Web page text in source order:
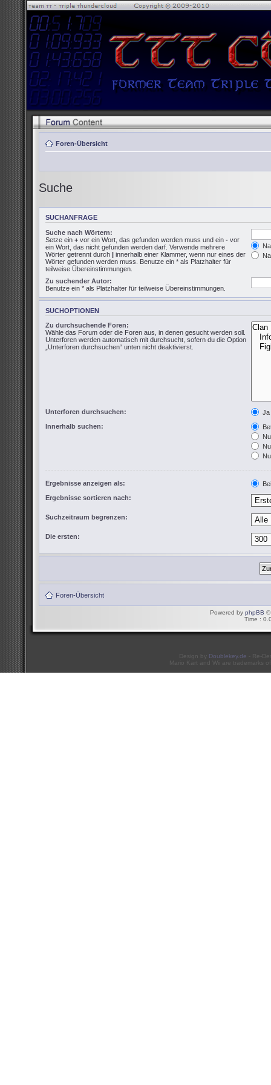
Foren-Übersicht
Suche
SUCHANFRAGE
Suche nach Wörtern:
Setze ein + vor ein Wort, das gefunden werden muss und ein - vor
ein Wort, das nicht gefunden werden darf. Verwende mehrere
Wörter getrennt durch | innerhalb einer Klammer, wenn nur eines der
Wörter gefunden werden muss. Benutze ein * als Platzhalter für
teilweise Übereinstimmungen.
Zu suchender Autor:
Benutze ein * als Platzhalter für teilweise Übereinstimmungen.
SUCHOPTIONEN
Zu durchsuchende Foren:
Wähle das Forum oder die Foren aus, in denen gesucht werden soll.
Unterforen werden automatisch mit durchsucht, sofern du die Option
„Unterforen durchsuchen“ unten nicht deaktivierst.
Unterforen durchsuchen:
Ja
Innerhalb suchen:
Ergebnisse anzeigen als:
Ergebnisse sortieren nach:
Suchzeitraum begrenzen:
Die ersten:
Foren-Übersicht
Powered by phpBB ©
Time :
Design by Doublekey.de - Re-
Mario Kart and Wii are trademarks